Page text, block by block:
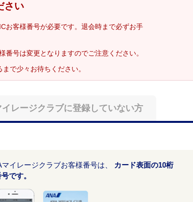
さい
お客様番号が必要です。退会時まで必ずお手
号は変更となりますのでご注意ください。
で少々お待ちください。
レージクラブに登録していない方
マイレージクラブお客様番号は、
カード表面の10桁
です。